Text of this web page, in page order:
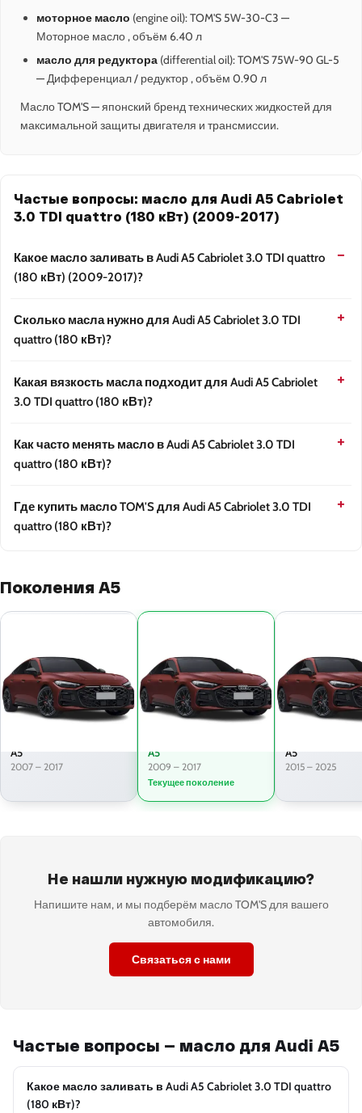
моторное масло (engine oil): TOM'S 5W-30-C3 —
Моторное масло , объём 6.40 л
масло для редуктора (differential oil): TOM'S 75W-90 GL-5
— Дифференциал / редуктор , объём 0.90 л
Масло TOM'S — японский бренд технических жидкостей для
максимальной защиты двигателя и трансмиссии.
Частые вопросы: масло для Audi A5 Cabriolet
3.0 TDI quattro (180 кВт) (2009-2017)
Какое масло заливать в Audi A5 Cabriolet 3.0 TDI quattro
(180 кВт) (2009-2017)?
Сколько масла нужно для Audi A5 Cabriolet 3.0 TDI
quattro (180 кВт)?
Какая вязкость масла подходит для Audi A5 Cabriolet
3.0 TDI quattro (180 кВт)?
Как часто менять масло в Audi A5 Cabriolet 3.0 TDI
quattro (180 кВт)?
Где купить масло TOM'S для Audi A5 Cabriolet 3.0 TDI
quattro (180 кВт)?
Поколения A5
A5
2007 – 2017
A5
2009 – 2017
Текущее поколение
A5
2015 – 2025
Не нашли нужную модификацию?
Напишите нам, и мы подберём масло TOM'S для вашего
автомобиля.
Связаться с нами
Частые вопросы — масло для Audi A5
Какое масло заливать в Audi A5 Cabriolet 3.0 TDI quattro
(180 кВт)?